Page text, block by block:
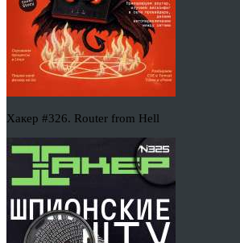
Хакер #326. Router from Hell